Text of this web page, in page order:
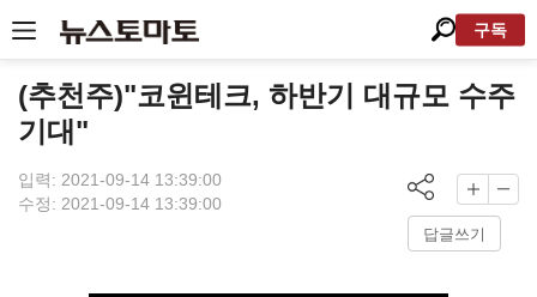
구독
(추천주)"코윈테크, 하반기 대규모 수주
기대"
입력: 2021-09-14 13:39:00
수정: 2021-09-14 13:39:00
답글쓰기